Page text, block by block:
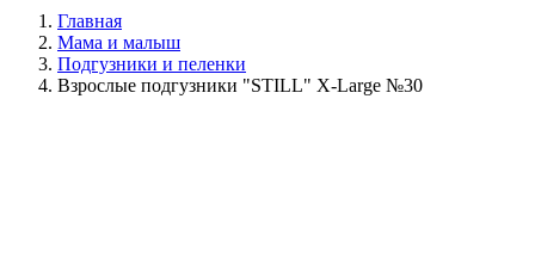
Главная
Мама и малыш
Подгузники и пеленки
Взрослые подгузники "STILL" X-Large №30